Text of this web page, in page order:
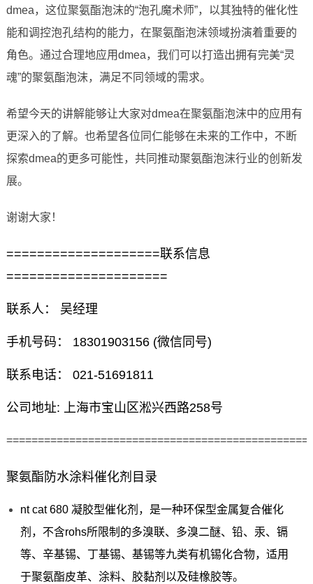
dmea，这位聚氨酯泡沫的“泡孔魔术师”，以其独特的催化性
能和调控泡孔结构的能力，在聚氨酯泡沫领域扮演着重要的
角色。通过合理地应用dmea，我们可以打造出拥有完美“灵
魂”的聚氨酯泡沫，满足不同领域的需求。
希望今天的讲解能够让大家对dmea在聚氨酯泡沫中的应用有
更深入的了解。也希望各位同仁能够在未来的工作中，不断
探索dmea的更多可能性，共同推动聚氨酯泡沫行业的创新发
展。
谢谢大家！
====================联系信息
=====================
联系人： 吴经理
手机号码： 18301903156 (微信同号)
联系电话： 021-51691811
公司地址: 上海市宝山区淞兴西路258号
聚氨酯防水涂料催化剂目录
nt cat 680 凝胶型催化剂，是一种环保型金属复合催化
剂，不含rohs所限制的多溴联、多溴二醚、铅、汞、镉
等、辛基锡、丁基锡、基锡等九类有机锡化合物，适用
于聚氨酯皮革、涂料、胶黏剂以及硅橡胶等。